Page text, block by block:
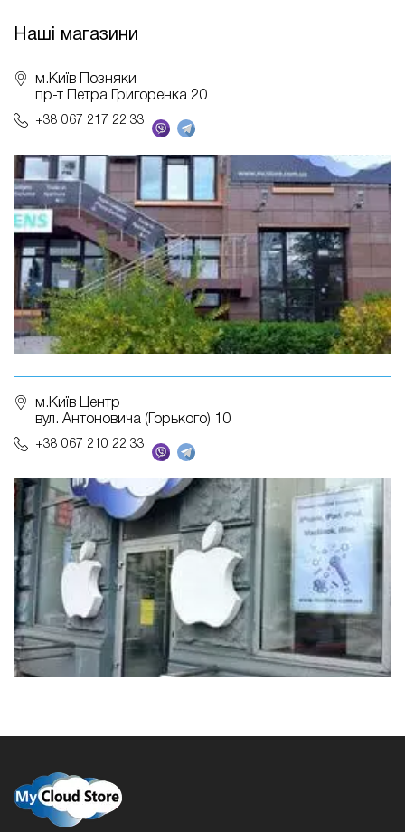
Наші магазини
м.Київ Позняки
пр-т Петра Григоренка 20
+38 067 217 22 33
м.Київ Центр
вул. Антоновича (Горького) 10
+38 067 210 22 33